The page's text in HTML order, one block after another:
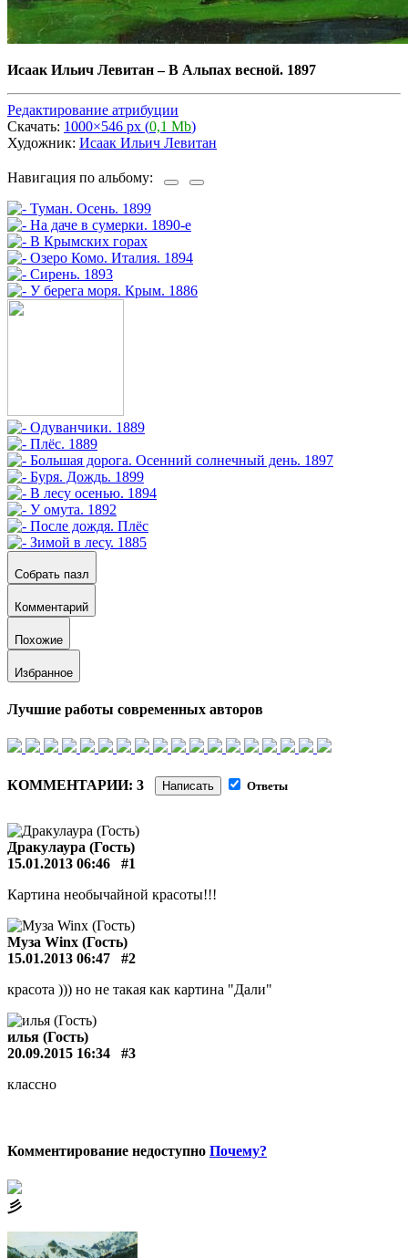
Исаак Ильич Левитан–В Альпах весной. 1897
Редактирование атрибуции
Скачать: 1000×546 px (0,1 Mb)
Художник: Исаак Ильич Левитан
Навигация по альбому:
Собрать пазл
Комментарий
Похожие
Избранное
Лучшие работы современных авторов
КОММЕНТАРИИ: 3 Написать Ответы
Дракулаура (Гость)
15.01.2013 06:46
#1
Картина необычайной красоты!!!
Муза Winx (Гость)
15.01.2013 06:47
#2
красота ))) но не такая как картина "Дали"
илья (Гость)
20.09.2015 16:34
#3
классно
Комментирование недоступно Почему?
⼺